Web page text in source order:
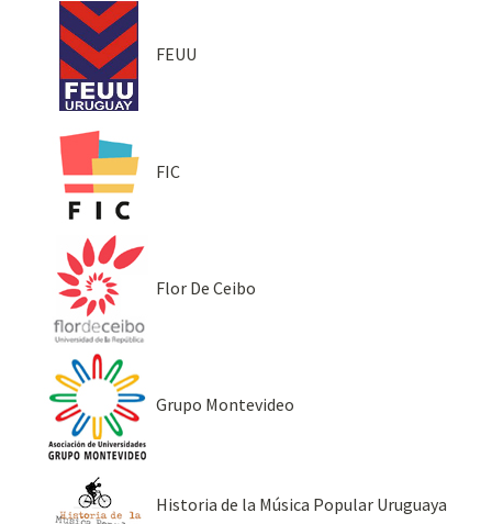
FEUU
FIC
Flor De Ceibo
Grupo Montevideo
Historia de la Música Popular Uruguaya